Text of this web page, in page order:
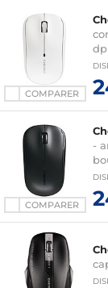
COMPARER
COMPARER
-